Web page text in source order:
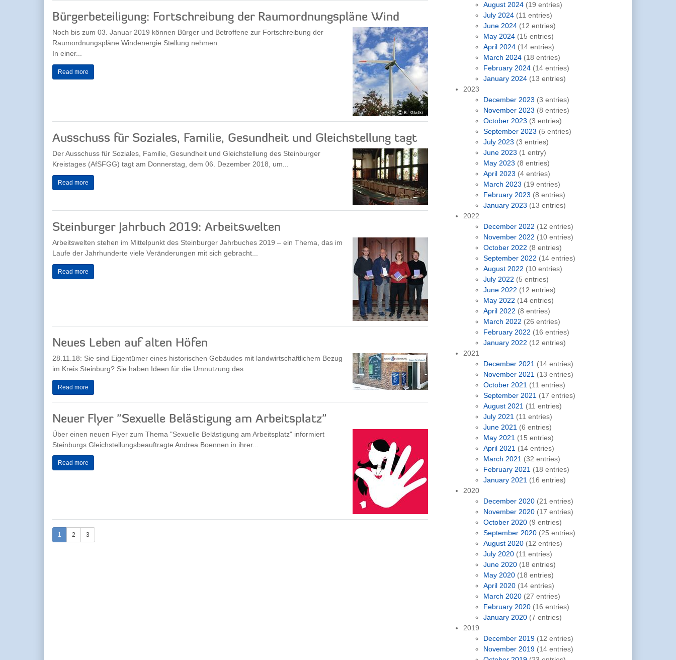
Bürgerbeteiligung: Fortschreibung der Raumordnungspläne Wind
Noch bis zum 03. Januar 2019 können Bürger und Betroffene zur Fortschreibung der
Raumordnungspläne Windenergie Stellung nehmen.
In einer...
Read more
Ausschuss für Soziales, Familie, Gesundheit und Gleichstellung tagt
Der Ausschuss für Soziales, Familie, Gesundheit und Gleichstellung des Steinburger
Kreistages (AfSFGG) tagt am Donnerstag, dem 06. Dezember 2018, um...
Read more
Steinburger Jahrbuch 2019: Arbeitswelten
Arbeitswelten stehen im Mittelpunkt des Steinburger Jahrbuches 2019 – ein Thema, das im
Laufe der Jahrhunderte viele Veränderungen mit sich gebracht...
Read more
Neues Leben auf alten Höfen
28.11.18: Sie sind Eigentümer eines historischen Gebäudes mit landwirtschaftlichem Bezug
im Kreis Steinburg? Sie haben Ideen für die Umnutzung des...
Read more
Neuer Flyer "Sexuelle Belästigung am Arbeitsplatz"
Über einen neuen Flyer zum Thema "Sexuelle Belästigung am Arbeitsplatz" informiert
Steinburgs Gleichstellungsbeauftragte Andrea Boennen in ihrer...
Read more
1 2 3
August 2024 (19 entries)
July 2024 (11 entries)
June 2024 (12 entries)
May 2024 (15 entries)
April 2024 (14 entries)
March 2024 (18 entries)
February 2024 (14 entries)
January 2024 (13 entries)
2023
December 2023 (3 entries)
November 2023 (8 entries)
October 2023 (3 entries)
September 2023 (5 entries)
July 2023 (3 entries)
June 2023 (1 entry)
May 2023 (8 entries)
April 2023 (4 entries)
March 2023 (19 entries)
February 2023 (8 entries)
January 2023 (13 entries)
2022
December 2022 (12 entries)
November 2022 (10 entries)
October 2022 (8 entries)
September 2022 (14 entries)
August 2022 (10 entries)
July 2022 (5 entries)
June 2022 (12 entries)
May 2022 (14 entries)
April 2022 (8 entries)
March 2022 (26 entries)
February 2022 (16 entries)
January 2022 (12 entries)
2021
December 2021 (14 entries)
November 2021 (13 entries)
October 2021 (11 entries)
September 2021 (17 entries)
August 2021 (11 entries)
July 2021 (11 entries)
June 2021 (6 entries)
May 2021 (15 entries)
April 2021 (14 entries)
March 2021 (32 entries)
February 2021 (18 entries)
January 2021 (16 entries)
2020
December 2020 (21 entries)
November 2020 (17 entries)
October 2020 (9 entries)
September 2020 (25 entries)
August 2020 (12 entries)
July 2020 (11 entries)
June 2020 (18 entries)
May 2020 (18 entries)
April 2020 (14 entries)
March 2020 (27 entries)
February 2020 (16 entries)
January 2020 (7 entries)
2019
December 2019 (12 entries)
November 2019 (14 entries)